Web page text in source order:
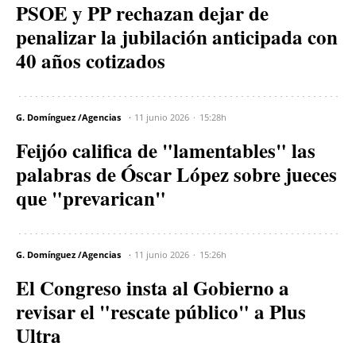
PSOE y PP rechazan dejar de
penalizar la jubilación anticipada con
40 años cotizados
G. Domínguez /Agencias 11 junio 2026 15:28h
Feijóo califica de "lamentables" las
palabras de Óscar López sobre jueces
que "prevarican"
G. Domínguez /Agencias 11 junio 2026 15:26h
El Congreso insta al Gobierno a
revisar el "rescate público" a Plus
Ultra